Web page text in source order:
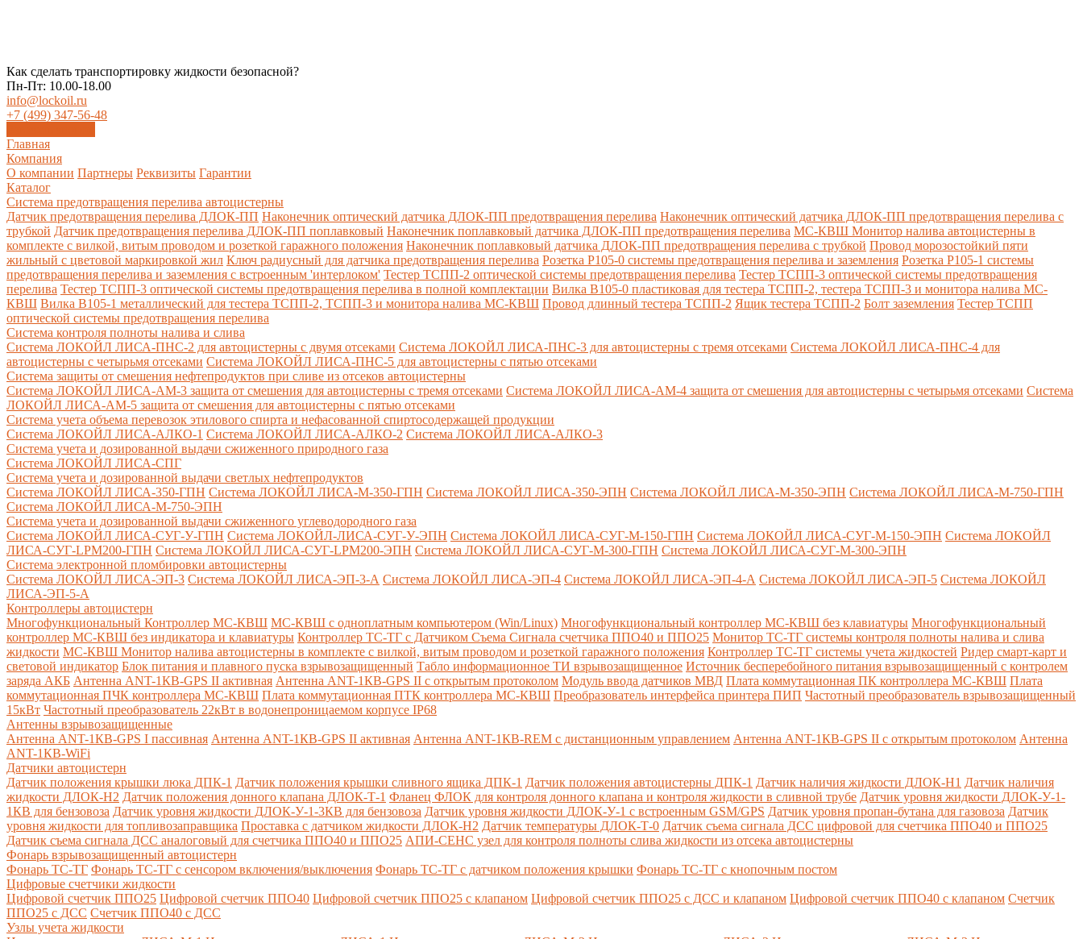
Как сделать транспортировку жидкости безопасной?
Пн-Пт: 10.00-18.00
info@lockoil.ru
+7 (499) 347-56-48
Главная
Компания
О компании Партнеры Реквизиты Гарантии
Каталог
Система предотвращения перелива автоцистерны
Датчик предотвращения перелива ДЛОК-ПП Наконечник оптический датчика ДЛОК-ПП предотвращения перелива Наконечник оптический датчика ДЛОК-ПП предотвращения перелива с
трубкой Датчик предотвращения перелива ДЛОК-ПП поплавковый Наконечник поплавковый датчика ДЛОК-ПП предотвращения перелива МС-КВШ Монитор налива автоцистерны в
комплекте с вилкой, витым проводом и розеткой гаражного положения Наконечник поплавковый датчика ДЛОК-ПП предотвращения перелива с трубкой Провод морозостойкий пяти
жильный с цветовой маркировкой жил Ключ радиусный для датчика предотвращения перелива Розетка Р105-0 системы предотвращения перелива и заземления Розетка Р105-1 системы
предотвращения перелива и заземления с встроенным 'интерлоком' Тестер ТСПП-2 оптической системы предотвращения перелива Тестер ТСПП-3 оптической системы предотвращения
перелива Тестер ТСПП-3 оптической системы предотвращения перелива в полной комплектации Вилка В105-0 пластиковая для тестера ТСПП-2, тестера ТСПП-3 и монитора налива МС-
КВШ Вилка В105-1 металлический для тестера ТСПП-2, ТСПП-3 и монитора налива МС-КВШ Провод длинный тестера ТСПП-2 Ящик тестера ТСПП-2 Болт заземления Тестер ТСПП
оптической системы предотвращения перелива
Cистема контроля полноты налива и слива
Система ЛОКОЙЛ ЛИСА-ПНС-2 для автоцистерны с двумя отсеками Система ЛОКОЙЛ ЛИСА-ПНС-3 для автоцистерны с тремя отсеками Система ЛОКОЙЛ ЛИСА-ПНС-4 для
автоцистерны с четырьмя отсеками Система ЛОКОЙЛ ЛИСА-ПНС-5 для автоцистерны с пятью отсеками
Система защиты от смешения нефтепродуктов при сливе из отсеков автоцистерны
Система ЛОКОЙЛ ЛИСА-AM-3 защита от смешения для автоцистерны с тремя отсеками Система ЛОКОЙЛ ЛИСА-AM-4 защита от смешения для автоцистерны с четырьмя отсеками Система
ЛОКОЙЛ ЛИСА-AM-5 защита от смешения для автоцистерны с пятью отсеками
Система учета объема перевозок этилового спирта и нефасованной спиртосодержащей продукции
Система ЛОКОЙЛ ЛИСА-AЛКО-1 Система ЛОКОЙЛ ЛИСА-АЛКО-2 Система ЛОКОЙЛ ЛИСА-АЛКО-3
Система учета и дозированной выдачи сжиженного природного газа
Система ЛОКОЙЛ ЛИСА-СПГ
Система учета и дозированной выдачи светлых нефтепродуктов
Система ЛОКОЙЛ ЛИСА-350-ГПН Система ЛОКОЙЛ ЛИСА-М-350-ГПН Система ЛОКОЙЛ ЛИСА-350-ЭПН Система ЛОКОЙЛ ЛИСА-М-350-ЭПН Система ЛОКОЙЛ ЛИСА-М-750-ГПН
Система ЛОКОЙЛ ЛИСА-М-750-ЭПН
Система учета и дозированной выдачи сжиженного углеводородного газа
Система ЛОКОЙЛ ЛИСА-СУГ-У-ГПН Система ЛОКОЙЛ-ЛИСА-СУГ-У-ЭПН Система ЛОКОЙЛ ЛИСА-СУГ-М-150-ГПН Система ЛОКОЙЛ ЛИСА-СУГ-М-150-ЭПН Система ЛОКОЙЛ
ЛИСА-СУГ-LPM200-ГПН Система ЛОКОЙЛ ЛИСА-СУГ-LPM200-ЭПН Система ЛОКОЙЛ ЛИСА-СУГ-М-300-ГПН Система ЛОКОЙЛ ЛИСА-СУГ-М-300-ЭПН
Система электронной пломбировки автоцистерны
Система ЛОКОЙЛ ЛИСА-ЭП-3 Система ЛОКОЙЛ ЛИСА-ЭП-3-А Система ЛОКОЙЛ ЛИСА-ЭП-4 Система ЛОКОЙЛ ЛИСА-ЭП-4-А Система ЛОКОЙЛ ЛИСА-ЭП-5 Система ЛОКОЙЛ
ЛИСА-ЭП-5-А
Контроллеры автоцистерн
Многофункциональный Контроллер МС-КВШ МС-КВШ с одноплатным компьютером (Win/Linux) Многофункциональный контроллер МС-КВШ без клавиатуры Многофункциональный
контроллер МС-КВШ без индикатора и клавиатуры Контроллер ТС-ТГ с Датчиком Съема Сигнала счетчика ППО40 и ППО25 Монитор ТС-ТГ системы контроля полноты налива и слива
жидкости МС-КВШ Монитор налива автоцистерны в комплекте с вилкой, витым проводом и розеткой гаражного положения Контроллер ТС-ТГ системы учета жидкостей Ридер смарт-карт и
световой индикатор Блок питания и плавного пуска взрывозащищенный Табло информационное ТИ взрывозащищенное Источник бесперебойного питания взрывозащищенный с контролем
заряда АКБ Антенна ANT-1КВ-GPS II активная Антенна ANT-1КВ-GPS II с открытым протоколом Модуль ввода датчиков МВД Плата коммутационная ПК контроллера МС-КВШ Плата
коммутационная ПЧК контроллера МС-КВШ Плата коммутационная ПТК контроллера МС-КВШ Преобразователь интерфейса принтера ПИП Частотный преобразователь взрывозащищенный
15кВт Частотный преобразователь 22кВт в водонепроницаемом корпусе IP68
Антенны взрывозащищенные
Антенна ANT-1КВ-GPS I пассивная Антенна ANT-1КВ-GPS II активная Антенна ANT-1КВ-REM c дистанционным управлением Антенна ANT-1КВ-GPS II с открытым протоколом Антенна
ANT-1КВ-WiFi
Датчики автоцистерн
Датчик положения крышки люка ДПК-1 Датчик положения крышки сливного ящика ДПК-1 Датчик положения автоцистерны ДПК-1 Датчик наличия жидкости ДЛОК-Н1 Датчик наличия
жидкости ДЛОК-Н2 Датчик положения донного клапана ДЛОК-Т-1 Фланец ФЛОК для контроля донного клапана и контроля жидкости в сливной трубе Датчик уровня жидкости ДЛОК-У-1-
1КВ для бензовоза Датчик уровня жидкости ДЛОК-У-1-3КВ для бензовоза Датчик уровня жидкости ДЛОК-У-1 с встроенным GSM/GPS Датчик уровня пропан-бутана для газовоза Датчик
уровня жидкости для топливозаправщика Проставка с датчиком жидкости ДЛОК-Н2 Датчик температуры ДЛОК-Т-0 Датчик съема сигнала ДСС цифровой для счетчика ППО40 и ППО25
Датчик съема сигнала ДСС аналоговый для счетчика ППО40 и ППО25 АПИ-СЕНС узел для контроля полноты слива жидкости из отсека автоцистерны
Фонарь взрывозащищенный автоцистерн
Фонарь ТС-ТГ Фонарь ТС-ТГ с сенсором включения/выключения Фонарь ТС-ТГ с датчиком положения крышки Фонарь ТС-ТГ с кнопочным постом
Цифровые счетчики жидкости
Цифровой счетчик ППО25 Цифровой счетчик ППО40 Цифровой счетчик ППО25 с клапаном Цифровой счетчик ППО25 с ДСС и клапаном Цифровой счетчик ППО40 с клапаном Счетчик
ППО25 с ДСС Счетчик ППО40 с ДСС
Узлы учета жидкости